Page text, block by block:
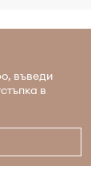
въведи
в